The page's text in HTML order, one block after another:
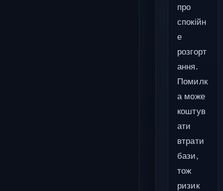
про
спокійн
е
розгорт
ання.
Помилк
а може
коштув
ати
втрати
бази,
тож
ризик